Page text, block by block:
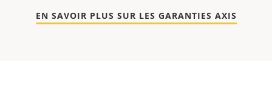
EN SAVOIR PLUS SUR LES GARANTIES AXIS